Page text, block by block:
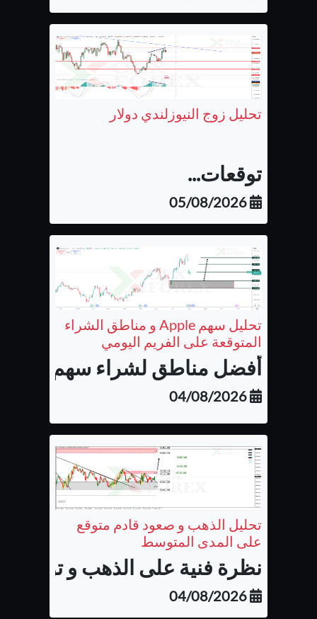
تحليل زوج النيوزلندي دولار
توقعات...
05/08/2026
تحليل سهم Apple و مناطق الشراء
المتوقعة على الفريم اليومي
أفضل مناطق لشراء سهم شركة
04/08/2026
تحليل الذهب و صعود قادم متوقع
على المدى المتوسط
نظرة فنية على الذهب و توقع
04/08/2026